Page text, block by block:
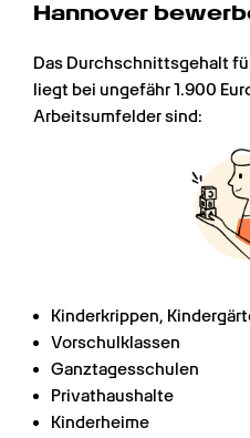
Hannover
Das Durchschnittsgehalt
liegt bei ungefähr 1.900
Arbeitsumfelder sind:
Kinderkrippen,
Vorschulklassen
Ganztagesschulen
Privathaushalte
Kinderheime